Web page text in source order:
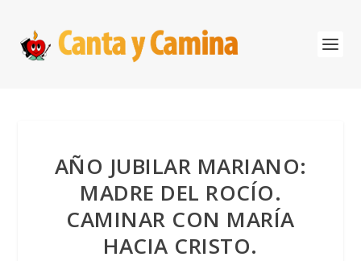
AÑO JUBILAR MARIANO:
MADRE DEL ROCÍO.
CAMINAR CON MARÍA
HACIA CRISTO.